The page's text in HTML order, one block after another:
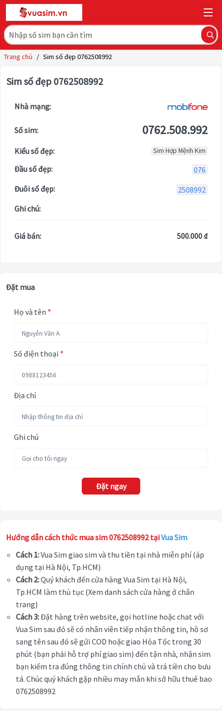
Trang chủ / Sim số đẹp 0762508992
Sim số đẹp 0762508992
Nhà mạng:
Số sim: 0762.508.992
Kiểu số đẹp: Sim Hợp Mệnh Kim
Đầu số đẹp:
076
Đuôi số đẹp:
2508992
Ghi chú:
Giá bán: 500.000 ₫
Đặt mua
Họ và tên *
Số điện thoại *
Địa chỉ
Ghi chú
Đặt ngay
Hướng dẫn cách thức mua sim 0762508992 tạiVua Sim
Cách 1:Vua Sim giao sim và thu tiền tại nhà miễn phí (áp
dụng tại Hà Nội, Tp.HCM)
Cách 2:Quý khách đến cửa hàng Vua Sim tại Hà Nội,
Tp.HCM làm thủ tục (Xem danh sách cửa hàng ở chân
trang)
Cách 3:Đặt hàng trên website, gọi hotline hoặc chat với
Vua Sim sau đó sẽ có nhân viên tiếp nhận thông tin, hồ sơ
sang tên sau đó sẽ gửi COD hoặc giao Hỏa Tốc trong 30
phút (bạn phải hỗ trợ phí giao sim) đến tận nhà, nhận sim
bạn kiểm tra đúng thông tin chính chủ và trả tiền cho bưu
tá. Chúc quý khách gặp nhiều may mắn khi sở hữu thuê bao
0762508992